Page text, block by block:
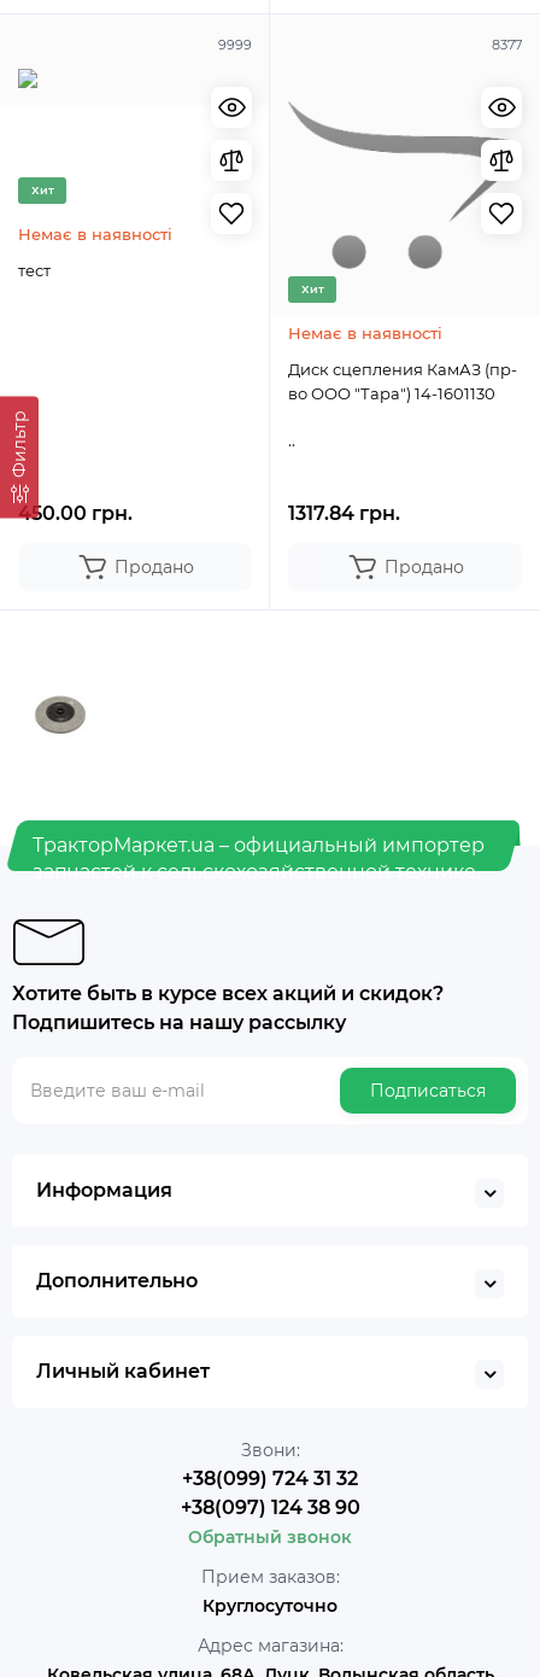
Фильтр
9999
Хит
Немає в наявності
тест
..
450.00 грн.
Продано
8377
Хит
Немає в наявності
Диск сцепления КамАЗ (пр-
во ООО "Тара") 14-1601130
..
1317.84 грн.
Продано
ТракторМаркет.ua – официальный импортер
запчастей к сельскохозяйственной технике.
Хотите быть в курсе всех акций и скидок?
Подпишитесь на нашу рассылку
Подписаться
Информация
Дополнительно
Личный кабинет
Звони:
+38(099) 724 31 32
+38(097) 124 38 90
Обратный звонок
Прием заказов:
Круглосуточно
Адрес магазина: